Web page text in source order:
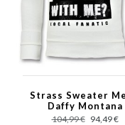
Strass Sweater
Daffy Montana
Sweater - Weiß
104,99 € 94,49 €